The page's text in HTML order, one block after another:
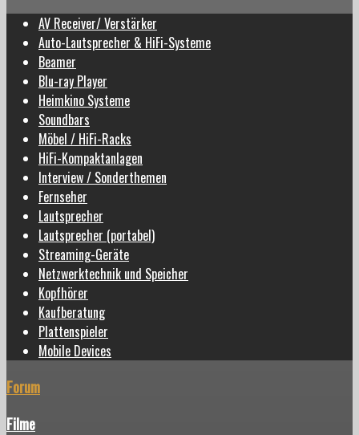
AV Receiver/ Verstärker
Auto-Lautsprecher & HiFi-Systeme
Beamer
Blu-ray Player
Heimkino Systeme
Soundbars
Möbel / HiFi-Racks
HiFi-Kompaktanlagen
Interview / Sonderthemen
Fernseher
Lautsprecher
Lautsprecher (portabel)
Streaming-Geräte
Netzwerktechnik und Speicher
Kopfhörer
Kaufberatung
Plattenspieler
Mobile Devices
Forum
Filme